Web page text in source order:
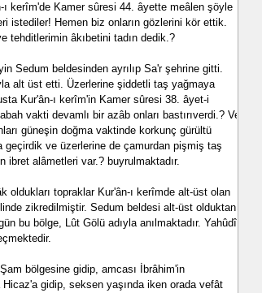
ı kerîm'de Kamer sûresi 44. âyette meâlen şöyle
istediler! Hemen biz onların gözlerini kör ettik.
tehditlerimin âkıbetini tadın dedik.?
Sedum beldesinden ayrılıp Sa'r şehrine gitti.
alt üst etti. Üzerlerine şiddetli taş yağmaya
Kur'ân-ı kerîm'in Kamer sûresi 38. âyet-i
vakti devamlı bir azâb onları bastırıverdi.? Ve
güneşin doğma vaktinde korkunç gürültü
geçirdik ve üzerlerine de çamurdan pişmiş taş
ibret alâmetleri var.? buyrulmaktadır.
oldukları topraklar Kur'ân-ı kerîmde alt-üst olan
zikredilmiştir. Sedum beldesi alt-üst olduktan
bu bölge, Lût Gölü adıyla anılmaktadır. Yahûdî
bölgesine gidip, amcası İbrâhim'in
gidip, seksen yaşında iken orada vefât